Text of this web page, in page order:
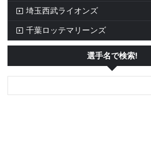
埼玉西武ライオンズ
千葉ロッテマリーンズ
選手名で検索!